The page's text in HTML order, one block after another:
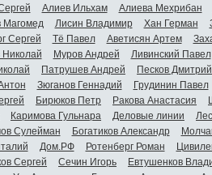
Алиев Ильхам Алиева Мехрибан
Магомед
Лисин Владимир Хан Герман
Сергей
Тё Павел Аветисян Артем
Николай
Муров Андрей Ливинский Павел
Патрушев Андрей Песков Дмитрий
Зюганов Геннадий Грудинин Павел
Бирюков Петр Ракова Анастасия
Каримова Гульнара Деловые линии
Сулейман
Богатиков Александр
Дом.РФ Ротенберг Роман
Сергей
Сечин Игорь Евтушенков